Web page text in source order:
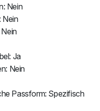
Nein
Nein
Ja
Nein
Passform: Spezifisch